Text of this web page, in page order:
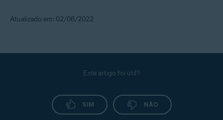
Atualizado em: 02/06/2022
Este artigo foi útil?
SIM NÃO